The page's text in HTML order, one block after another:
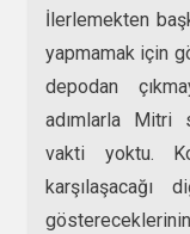
İlerlemekten
yapmamak için
depodan
adımlarla Mitri
vakti yoktu.
karşılaşacağı